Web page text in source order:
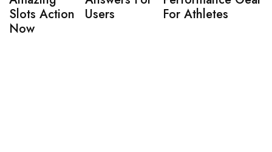
Slots Action
Now
Users
For Athletes